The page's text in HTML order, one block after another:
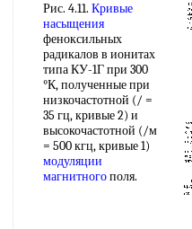
Рис. 4.11. Кривые
насыщения
феноксильных
радикалов в ионитах
типа КУ-1Г при 300
°К, полученные при
низкочастотной (/ =
35 гц, кривые 2) и
высокочастотной (/м
= 500 кгц, кривые 1)
модуляции
магнитногополя.